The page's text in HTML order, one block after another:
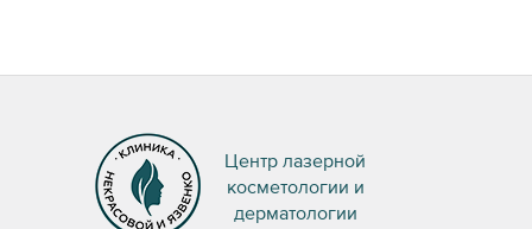
Центр лазерной
косметологии и
дерматологии